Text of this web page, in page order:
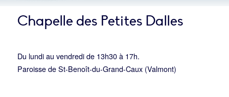
Chapelle des Petites Dalles
Du lundi au vendredi de 13h30 à 17h.
Paroisse de St-Benoît-du-Grand-Caux (Valmont)